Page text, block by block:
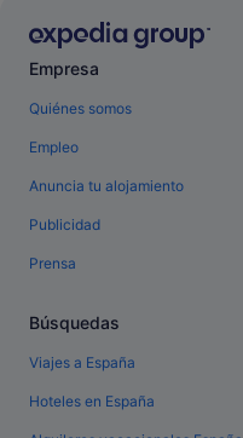
Empresa
Quiénes somos
Empleo
Anuncia tu alojamiento
Publicidad
Prensa
Búsquedas
Viajes a España
Hoteles en España